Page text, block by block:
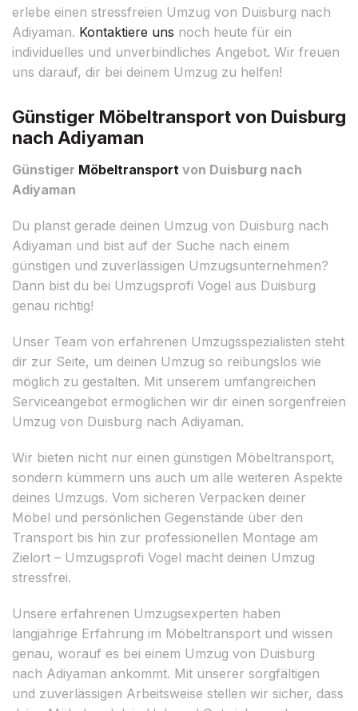
erlebe einen stressfreien Umzug von Duisburg nach
Adiyaman. Kontaktiere uns noch heute für ein
individuelles und unverbindliches Angebot. Wir freuen
uns darauf, dir bei deinem Umzug zu helfen!
Günstiger Möbeltransport von Duisburg
nach Adiyaman
Günstiger Möbeltransport von Duisburg nach
Adiyaman
Du planst gerade deinen Umzug von Duisburg nach
Adiyaman und bist auf der Suche nach einem
günstigen und zuverlässigen Umzugsunternehmen?
Dann bist du bei Umzugsprofi Vogel aus Duisburg
genau richtig!
Unser Team von erfahrenen Umzugsspezialisten steht
dir zur Seite, um deinen Umzug so reibungslos wie
möglich zu gestalten. Mit unserem umfangreichen
Serviceangebot ermöglichen wir dir einen sorgenfreien
Umzug von Duisburg nach Adiyaman.
Wir bieten nicht nur einen günstigen Möbeltransport,
sondern kümmern uns auch um alle weiteren Aspekte
deines Umzugs. Vom sicheren Verpacken deiner
Möbel und persönlichen Gegenstände über den
Transport bis hin zur professionellen Montage am
Zielort – Umzugsprofi Vogel macht deinen Umzug
stressfrei.
Unsere erfahrenen Umzugsexperten haben
langjährige Erfahrung im Möbeltransport und wissen
genau, worauf es bei einem Umzug von Duisburg
nach Adiyaman ankommt. Mit unserer sorgfältigen
und zuverlässigen Arbeitsweise stellen wir sicher, dass